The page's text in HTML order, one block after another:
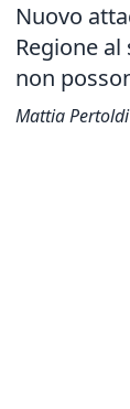
Nuovo
Regione
non
Mattia Pertoldi